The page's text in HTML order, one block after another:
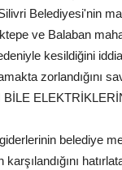
Belediyesi'nin
ve Balaban
kesildiğini
zorlandığını
BİLE
belediye